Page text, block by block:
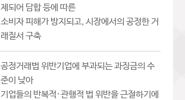
제되어 담합 등에 따른
소비자 피해가 방지되고, 시장에서의 공정한 거
래질서 구축
공정거래법 위반기업에 부과되는 과징금의 수
준이 낮아
기업들의 반복적·관행적 법 위반을 근절하기에